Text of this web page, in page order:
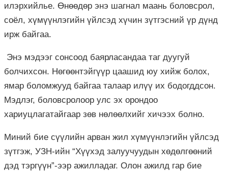
илэрхийлье. Өнөөдөр энэ шагнал маань боловсрол,
соёл, хүмүүнлэгийн үйлсэд хүчин зүтгэсний үр дүнд
ирж байгаа.
Энэ мэдээг сонсоод баярласандаа таг дуугуй
болчихсон. Нөгөөнтэйгүүр цаашид юу хийж болох,
ямар боломжууд байгаа талаар илүү их бодогддсон.
Мэдлэг, боловсролоор улс эх орондоо
хариуцлагатайгаар зөв нөлөөлхийг хичээх болно.
Миний бие сүүлийн арван жил хүмүүнлэгийн үйлсэд
зүтгэж, УЗН-ийн “Хүүхэд залуучуудын хөдөлгөөний
дэд тэргүүн”-ээр ажилладаг. Олон ажилд гар бие